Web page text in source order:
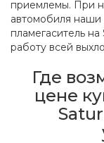
приемлемы. При
автомобиля наши
пламегаситель
работу всей
Где
цене